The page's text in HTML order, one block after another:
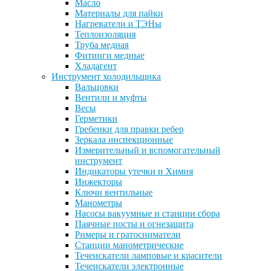
Масло
Материалы для пайки
Нагреватели и ТЭНы
Теплоизоляция
Труба медная
Фитинги медные
Хладагент
Инструмент холодильщика
Вальцовки
Вентили и муфты
Весы
Герметики
Гребенки для правки ребер
Зеркала инспекционные
Измерительный и вспомогательный
инструмент
Индикаторы утечки и Химия
Инжекторы
Ключи вентильные
Манометры
Насосы вакуумные и станции сбора
Паячные посты и огнезащита
Римеры и гратосниматели
Станции манометрические
Течеискатели ламповые и красители
Течеискатели электронные